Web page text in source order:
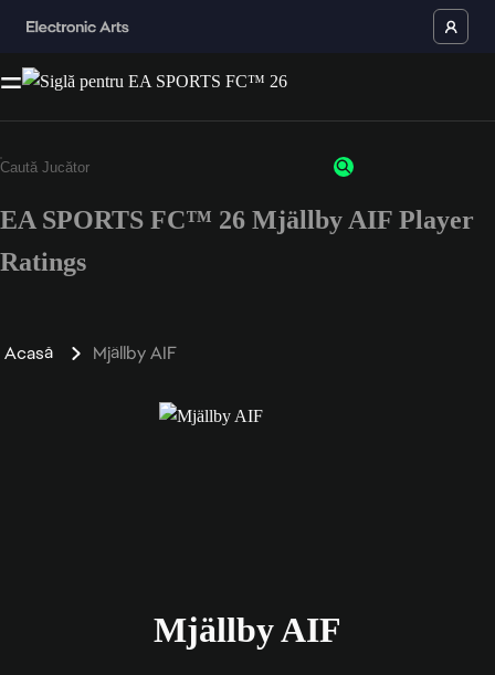
EA SPORTS FC™ 26 Mjällby AIF Player
Ratings
Acasă Mjällby AIF
Mjällby AIF